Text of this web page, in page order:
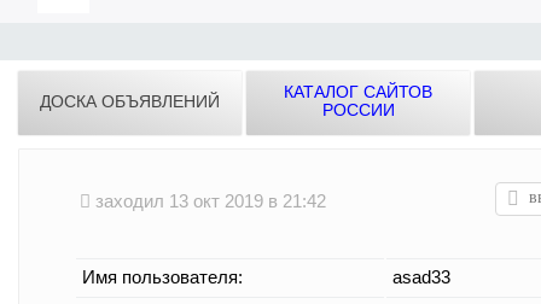
ДОСКА ОБЪЯВЛЕНИЙ
КАТАЛОГ САЙТОВ
РОССИИ
заходил 13 окт 2019 в 21:42
Имя пользователя:
asad33